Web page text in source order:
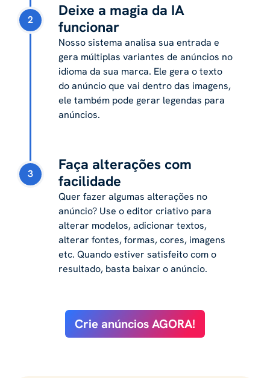
2
Deixe a magia da IA ​​
funcionar
Nosso sistema analisa sua entrada e
gera múltiplas variantes de anúncios no
idioma da sua marca. Ele gera o texto
do anúncio que vai dentro das imagens,
ele também pode gerar legendas para
anúncios.
3
Faça alterações com
facilidade
Quer fazer algumas alterações no
anúncio? Use o editor criativo para
alterar modelos, adicionar textos,
alterar fontes, formas, cores, imagens
etc. Quando estiver satisfeito com o
resultado, basta baixar o anúncio.
Crie anúncios AGORA!